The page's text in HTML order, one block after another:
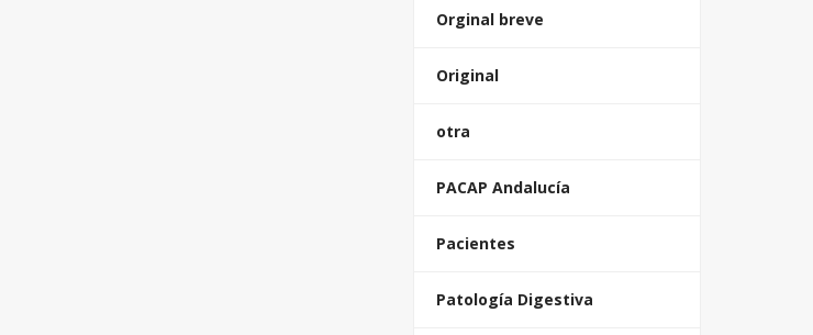
Orginal breve
Original
otra
PACAP Andalucía
Pacientes
Patología Digestiva